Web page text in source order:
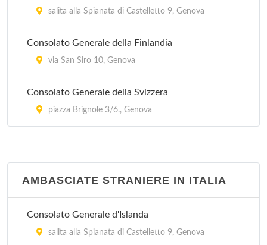
salita alla Spianata di Castelletto 9, Genova
Consolato Generale della Finlandia
via San Siro 10, Genova
Consolato Generale della Svizzera
piazza Brignole 3/6., Genova
AMBASCIATE STRANIERE IN ITALIA
Consolato Generale d'Islanda
salita alla Spianata di Castelletto 9, Genova